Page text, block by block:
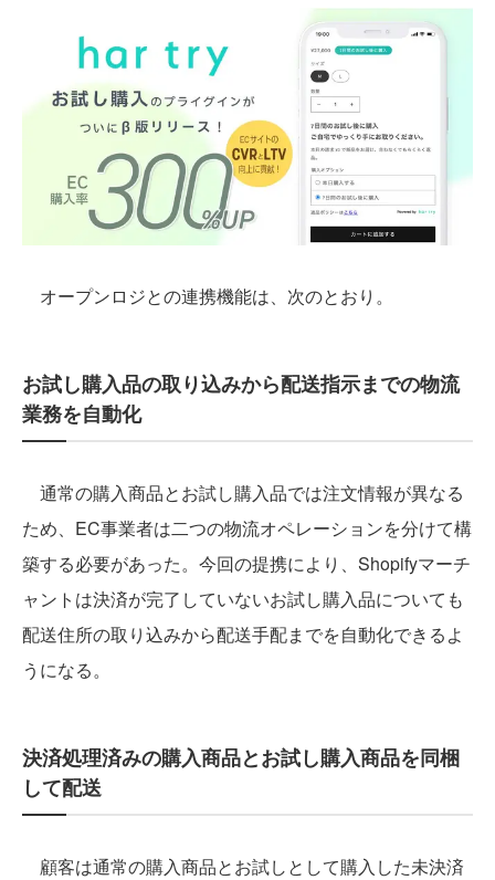
オープンロジとの連携機能は、次のとおり。
お試し購入品の取り込みから配送指示までの物流
業務を自動化
通常の購入商品とお試し購入品では注文情報が異なる
ため、EC事業者は二つの物流オペレーションを分けて構
築する必要があった。今回の提携により、Shopifyマーチ
ャントは決済が完了していないお試し購入品についても
配送住所の取り込みから配送手配までを自動化できるよ
うになる。
決済処理済みの購入商品とお試し購入商品を同梱
して配送
顧客は通常の購入商品とお試しとして購入した未決済